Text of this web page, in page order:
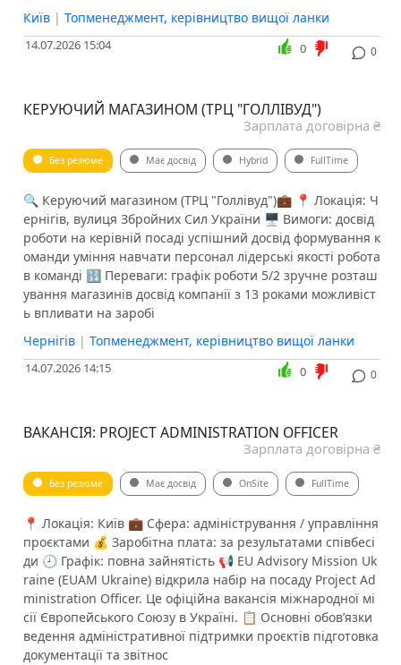
Київ | Топменеджмент, керівництво вищої ланки
14.07.2026 15:04 0
0
КЕРУЮЧИЙ МАГАЗИНОМ (ТРЦ "ГОЛЛІВУД")
Зарплата договірна ₴
Без резюме Має досвід Hybrid FullTime
🔍 Керуючий магазином (ТРЦ "Голлівуд")💼 📍 Локація: Ч
ернігів, вулиця Збройних Сил України 🖥 Вимоги: досвід
роботи на керівній посаді успішний досвід формування к
оманди уміння навчати персонал лідерські якості робота
в команді 🔢 Переваги: графік роботи 5/2 зручне розташ
ування магазинів досвід компанії з 13 роками можливіст
ь впливати на заробі
Чернігів | Топменеджмент, керівництво вищої ланки
14.07.2026 14:15 0
0
ВАКАНСІЯ: PROJECT ADMINISTRATION OFFICER
Зарплата договірна ₴
Без резюме Має досвід OnSite FullTime
📍 Локація: Київ 💼 Сфера: адміністрування / управління
проєктами 💰 Заробітна плата: за результатами співбесі
ди 🕘 Графік: повна зайнятість 📢 EU Advisory Mission Uk
raine (EUAM Ukraine) відкрила набір на посаду Project Ad
ministration Officer. Це офіційна вакансія міжнародної мі
сії Європейського Союзу в Україні. 📋 Основні обов’язки
ведення адміністративної підтримки проєктів підготовка
документації та звітнос